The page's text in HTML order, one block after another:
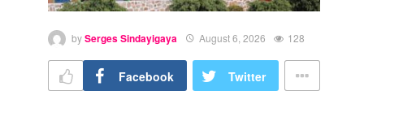
bySerges Sindayigaya August 6, 2026 128
Facebook Twitter